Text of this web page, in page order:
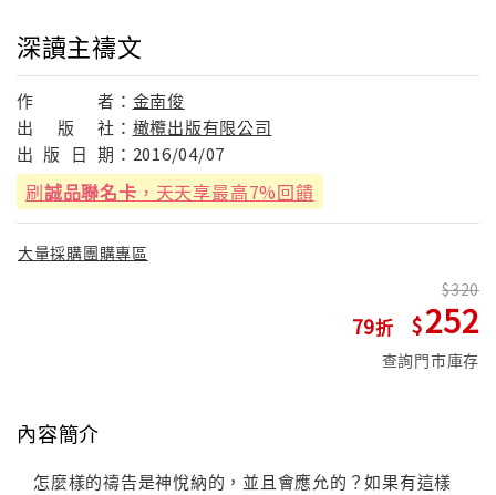
深讀主禱文
作 者： 金南俊
出
版 社： 橄欖出版有限公司
出 版 日 期： 2016/04/07
刷誠品聯名卡 ，天天享最高7%回饋
大量採購團購專區
79
320
252
查詢門市庫存
內容簡介
怎麼樣的禱告是神悅納的，並且會應允的？如果有這樣